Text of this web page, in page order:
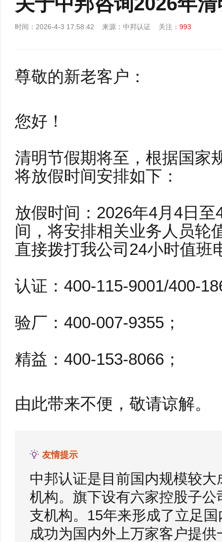
时间：2026-4-3 17:58:42 来源：中邦认证 关注： 993
尊敬的新老客户：
您好！
清明节假期将至，根据国家
将放假时间安排如下：
放假时间：2026年4月4日
间，将安排相关业务人员轮
直接拨打我公司24小时值班
认证：400-115-9001/400-
验厂：400-007-9355；
精益：400-153-8066；
由此带来不便，敬请谅解。
友情提示
中邦认证是目前国内规模较
机构。旗下设有六家控股子
支机构。15年来形成了立足
成功为国内外上万家客户提